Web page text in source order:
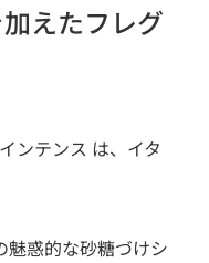
えたフレグ
ンテンス は、イタ
惑的な砂糖づけシ